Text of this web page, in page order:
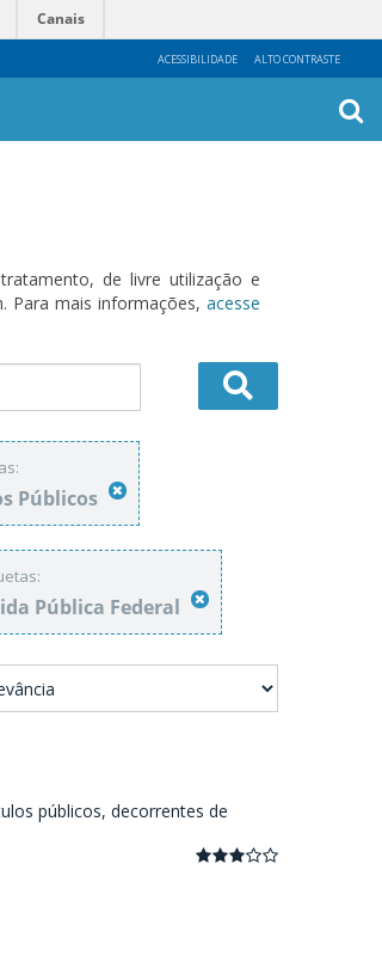
ACESSIBILIDADE ALTO CONTRASTE
Canais
de livre utilização e
Para mais informações, acesse
Públicos
Pública Federal
públicos, decorrentes de